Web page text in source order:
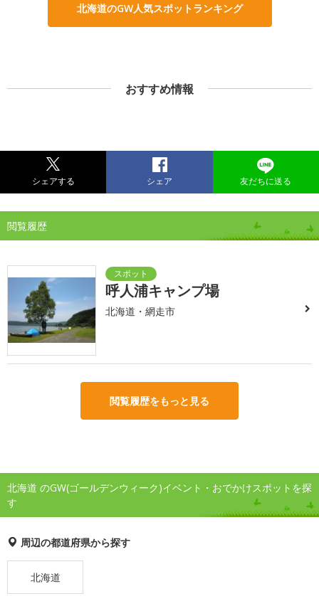
北海道のGW人気スポットランキング
おすすめ情報
シェアする シェア 友だちに送る
閲覧履歴
呼人浦キャンプ場
北海道・網走市
閲覧履歴をもっと見る
北海道 のGW(ゴールデンウィーク)イベント・おでかけスポットを探
す
周辺の都道府県から探す
北海道